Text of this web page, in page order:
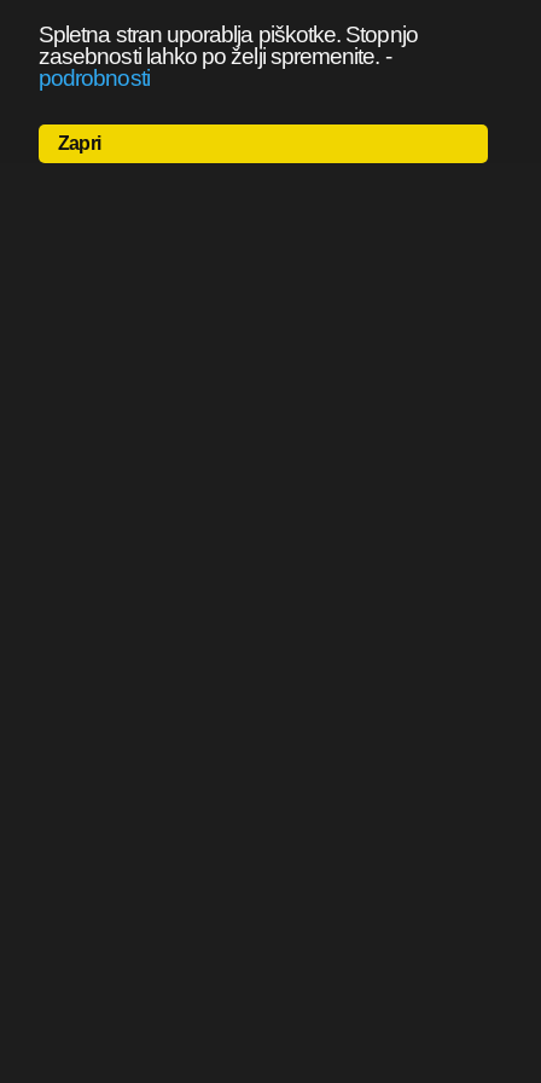
Spletna stran uporablja piškotke. Stopnjo
zasebnosti lahko po želji spremenite. -
podrobnosti
Zapri